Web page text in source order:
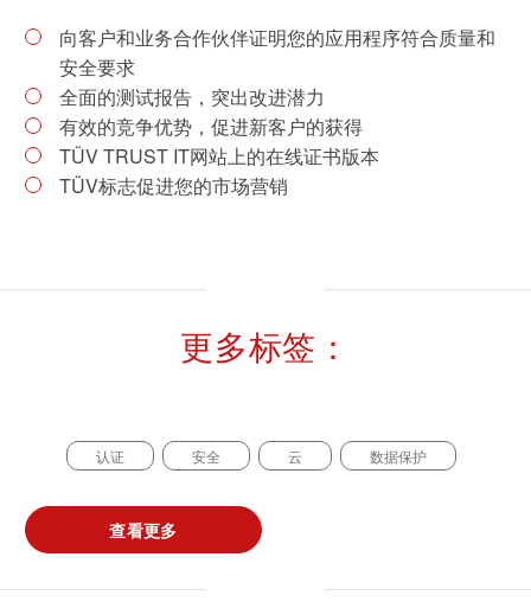
功能安全服务
电子电气服务
食品
旅游
农业
贸易 & 商业
向客户和业务合作伙伴证明您的应用程序符合质量和
安全要求
全面的测试报告，突出改进潜力
有效的竞争优势，促进新客户的获得
TÜV TRUST IT网站上的在线证书版本
TÜV标志促进您的市场营销
更多标签：
认证 安全 云 数据保护
查看更多
申请科学奖